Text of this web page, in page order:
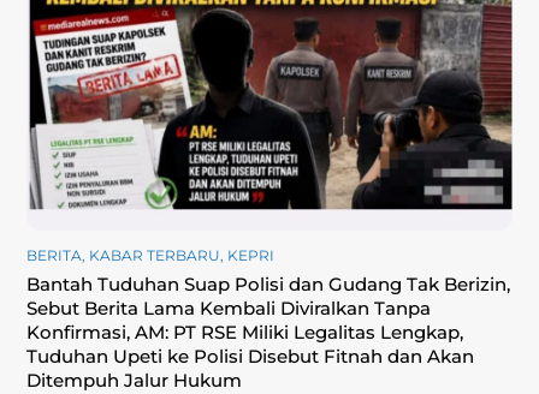
BERITA, KABAR TERBARU, KEPRI
Bantah Tuduhan Suap Polisi dan Gudang Tak Berizin,
Sebut Berita Lama Kembali Diviralkan Tanpa
Konfirmasi, ‎AM: PT RSE Miliki Legalitas Lengkap,
Tuduhan Upeti ke Polisi Disebut Fitnah dan Akan
Ditempuh Jalur Hukum